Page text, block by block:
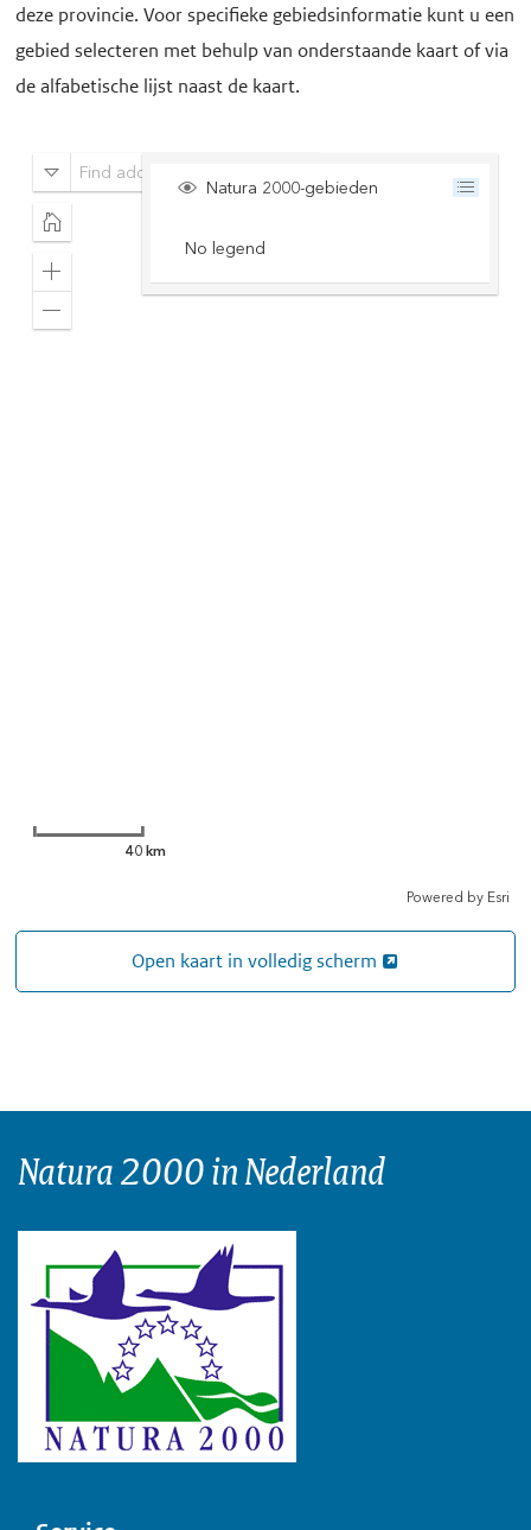
deze provincie. Voor specifieke gebiedsinformatie kunt u een
gebied selecteren met behulp van onderstaande kaart of via
de alfabetische lijst naast de kaart.
Open kaart in volledig scherm
Natura 2000 in Nederland